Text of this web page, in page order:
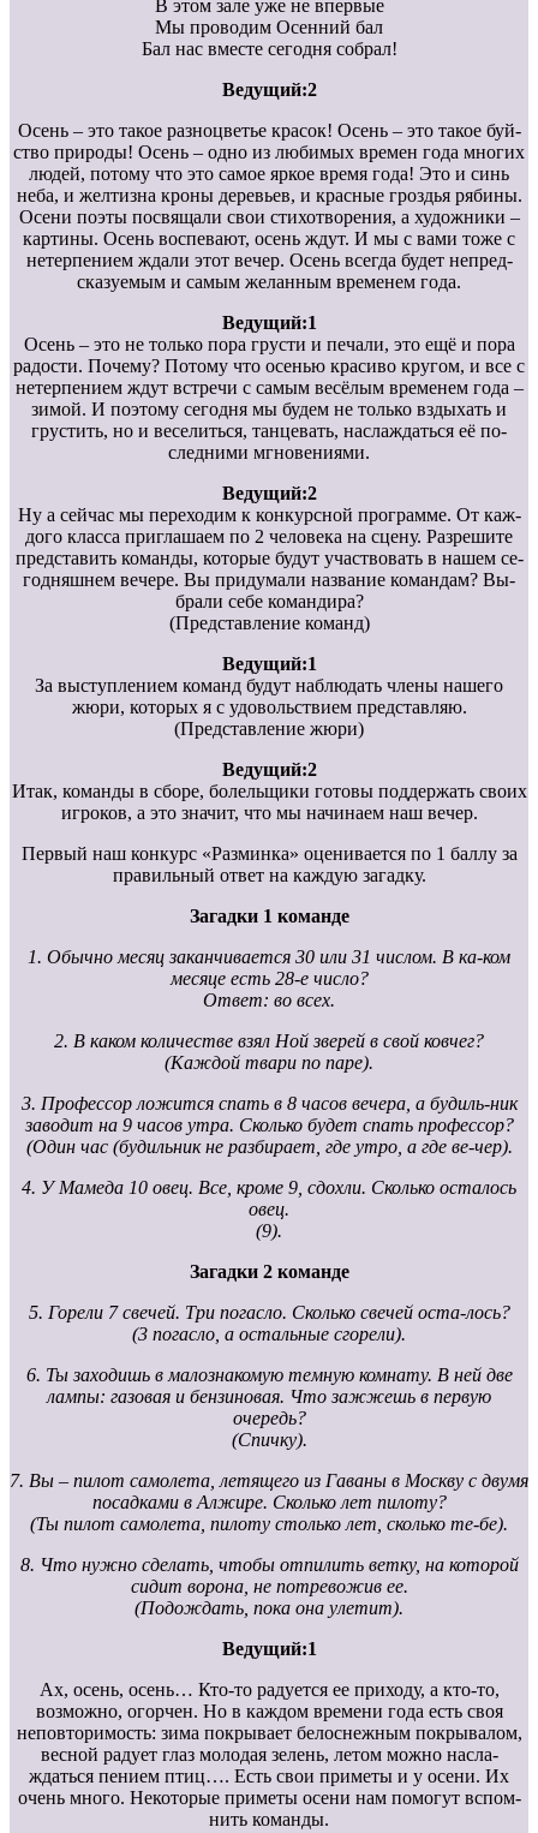
В этом зале уже не впервые
Мы проводим Осенний бал
Бал нас вместе сегодня собрал!
Ведущий:2
Осень – это такое разноцветье красок! Осень – это такое буй-
ство природы! Осень – одно из любимых времен года многих
людей, потому что это самое яркое время года! Это и синь
неба, и желтизна кроны деревьев, и красные гроздья рябины.
Осени поэты посвящали свои стихотворения, а художники –
картины. Осень воспевают, осень ждут. И мы с вами тоже с
нетерпением ждали этот вечер. Осень всегда будет непред-
сказуемым и самым желанным временем года.
Ведущий:1
Осень – это не только пора грусти и печали, это ещё и пора
радости. Почему? Потому что осенью красиво кругом, и все с
нетерпением ждут встречи с самым весёлым временем года –
зимой. И поэтому сегодня мы будем не только вздыхать и
грустить, но и веселиться, танцевать, наслаждаться её по-
следними мгновениями.
Ведущий:2
Ну а сейчас мы переходим к конкурсной программе. От каж-
дого класса приглашаем по 2 человека на сцену. Разрешите
представить команды, которые будут участвовать в нашем се-
годняшнем вечере. Вы придумали название командам? Вы-
брали себе командира?
(Представление команд)
Ведущий:1
За выступлением команд будут наблюдать члены нашего
жюри, которых я с удовольствием представляю.
(Представление жюри)
Ведущий:2
Итак, команды в сборе, болельщики готовы поддержать своих
игроков, а это значит, что мы начинаем наш вечер.
Первый наш конкурс «Разминка» оценивается по 1 баллу за
правильный ответ на каждую загадку.
Загадки 1 команде
1. Обычно месяц заканчивается 30 или 31 числом. В ка-ком
месяце есть 28-е число?
Ответ: во всех.
2. В каком количестве взял Ной зверей в свой ковчег?
(Каждой твари по паре).
3. Профессор ложится спать в 8 часов вечера, а будиль-ник
заводит на 9 часов утра. Сколько будет спать профессор?
(Один час (будильник не разбирает, где утро, а где ве-чер).
4. У Мамеда 10 овец. Все, кроме 9, сдохли. Сколько осталось
овец.
(9).
Загадки 2 команде
5. Горели 7 свечей. Три погасло. Сколько свечей оста-лось?
(3 погасло, а остальные сгорели).
6. Ты заходишь в малознакомую темную комнату. В ней две
лампы: газовая и бензиновая. Что зажжешь в первую
очередь?
(Спичку).
7. Вы – пилот самолета, летящего из Гаваны в Москву с двумя
посадками в Алжире. Сколько лет пилоту?
(Ты пилот самолета, пилоту столько лет, сколько те-бе).
8. Что нужно сделать, чтобы отпилить ветку, на которой
сидит ворона, не потревожив ее.
(Подождать, пока она улетит).
Ведущий:1
Ах, осень, осень… Кто-то радуется ее приходу, а кто-то,
возможно, огорчен. Но в каждом времени года есть своя
неповторимость: зима покрывает белоснежным покрывалом,
весной радует глаз молодая зелень, летом можно насла-
ждаться пением птиц…. Есть свои приметы и у осени. Их
очень много. Некоторые приметы осени нам помогут вспом-
нить команды.